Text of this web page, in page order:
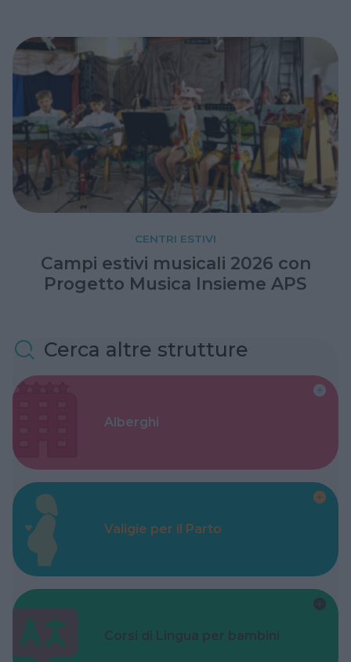
CENTRI ESTIVI
Campi estivi musicali 2026 con
Progetto Musica Insieme APS
Cerca altre strutture
Alberghi
Valigie per il Parto
Corsi di Lingua per bambini